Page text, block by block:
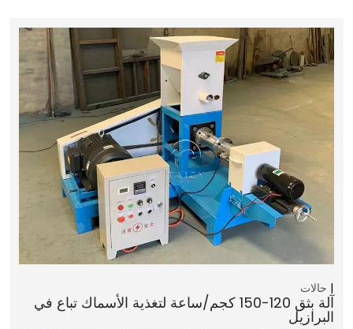
حالات
آلة بثق 120-150 كجم/ساعة لتغذية الأسماك تباع في
البرازيل